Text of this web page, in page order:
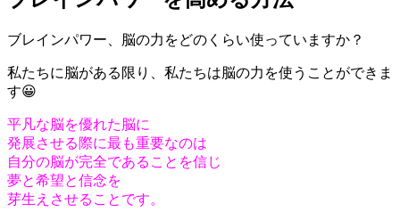
ブレインパワー、脳の力をどのくらい使っていますか？
私たちに脳がある限り、私たちは脳の力を使うことができま
す😀
平凡な脳を優れた脳に
発展させる際に最も重要なのは
自分の脳が完全であることを信じ
夢と希望と信念を
芽生えさせることです。